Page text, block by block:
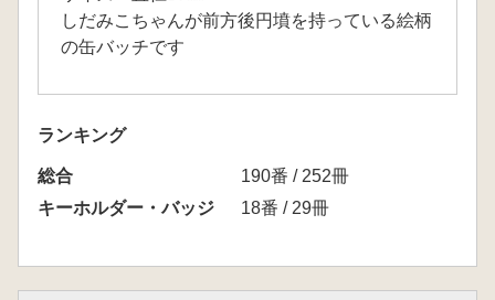
しだみこちゃんが前方後円墳を持っている絵柄
の缶バッチです
ランキング
総合
190番 / 252冊
キーホルダー・バッジ
18番 / 29冊